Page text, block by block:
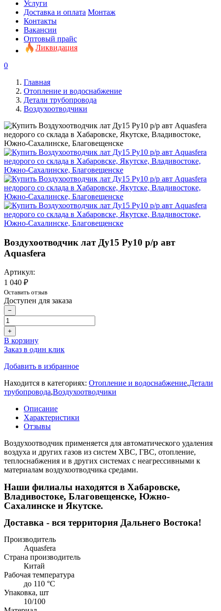
Услуги
Доставка и оплата Монтаж
Контакты
Вакансии
Оптовый прайс
Ликвидация
0
Главная
Отопление и водоснабжение
Детали трубопровода
Воздухоотводчики
Воздухоотводчик лат Ду15 Ру10 р/р авт
Aquasfera
Артикул:
1 040 ₽
Оставить отзыв
Доступен для заказа
−
+
В корзину
Заказ в один клик
Добавить в избранное
Находится в категориях: Отопление и водоснабжение,Детали
трубопровода,Воздухоотводчики
Описание
Характеристики
Отзывы
Воздухоотводчик применяется для автоматического удаления
воздуха и других газов из систем ХВС, ГВС, отопление,
теплоснабжения и в других системах с неагрессивными к
материалам воздухоотводчика средами.
Наши филиалы находятся в Хабаровске,
Владивостоке, Благовещенске, Южно-
Сахалинске и Якутске.
Доставка - вся территория Дальнего Востока!
Производитель
Aquasfera
Страна производитель
Китай
Рабочая температура
до 110 °C
Упаковка, шт
10/100